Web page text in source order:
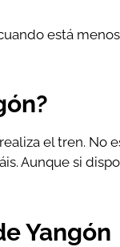
está
el tren. No
Aunque si
Yangón